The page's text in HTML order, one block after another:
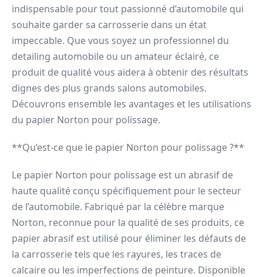
indispensable pour tout passionné d’automobile qui
souhaite garder sa carrosserie dans un état
impeccable. Que vous soyez un professionnel du
detailing automobile ou un amateur éclairé, ce
produit de qualité vous aidera à obtenir des résultats
dignes des plus grands salons automobiles.
Découvrons ensemble les avantages et les utilisations
du papier Norton pour polissage.
**Qu’est-ce que le papier Norton pour polissage ?**
Le papier Norton pour polissage est un abrasif de
haute qualité conçu spécifiquement pour le secteur
de l’automobile. Fabriqué par la célèbre marque
Norton, reconnue pour la qualité de ses produits, ce
papier abrasif est utilisé pour éliminer les défauts de
la carrosserie tels que les rayures, les traces de
calcaire ou les imperfections de peinture. Disponible